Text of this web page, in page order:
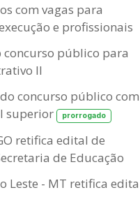
com vagas para
e profissionais
concurso público para
II
concurso público com
superior
prorrogado
retifica edital de
de Educação
Leste - MT retifica